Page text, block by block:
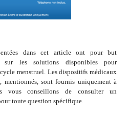
dans cet article ont pour but
les solutions disponibles pour
menstruel. Les dispositifs médicaux
sont fournis uniquement à
vous conseillons de consulter un
toute question spécifique.